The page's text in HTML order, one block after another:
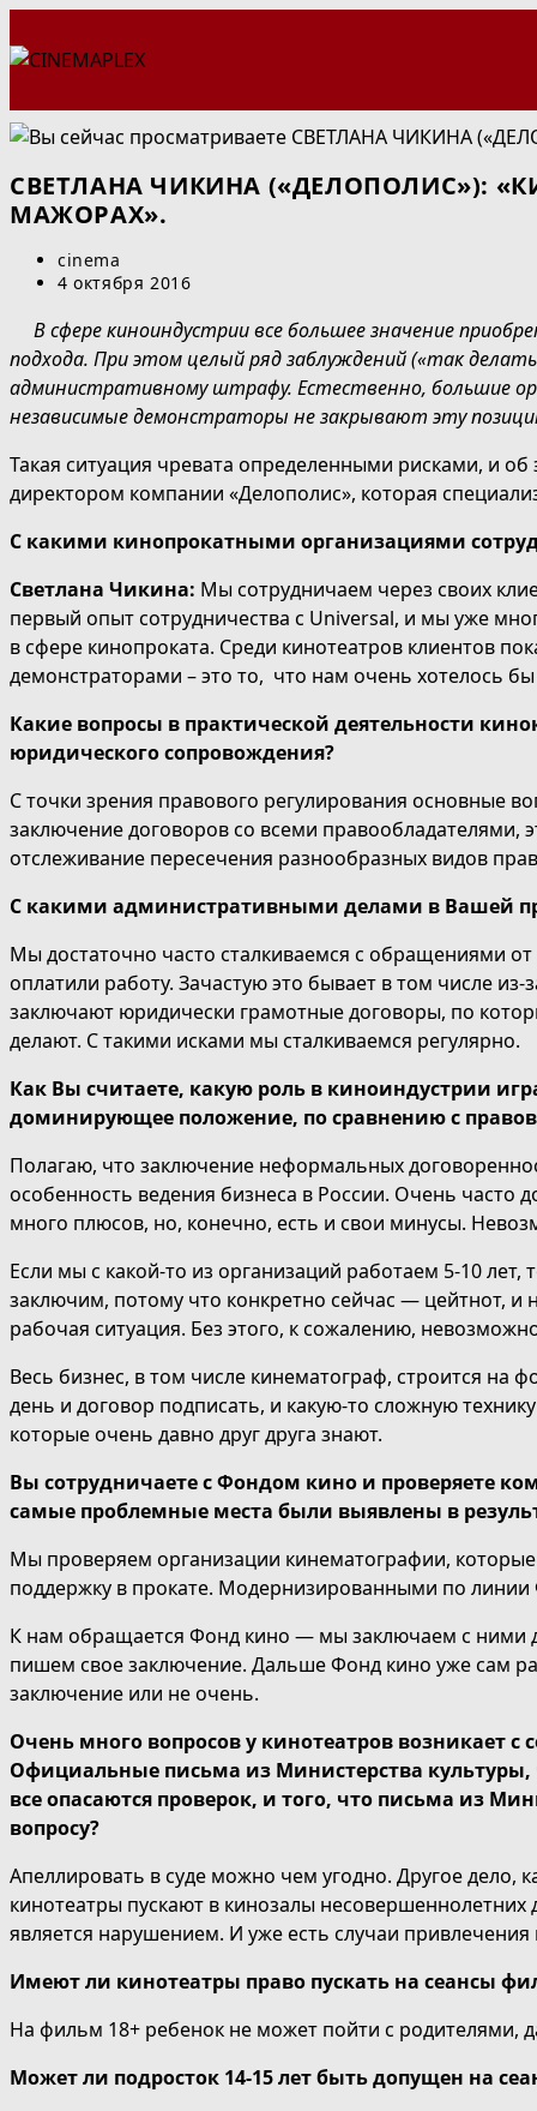
к
СВЕТЛАНА ЧИКИНА («ДЕЛОПОЛИС»):
МАЖОРАХ».
Автор
записи:
cinema
Запись
4 октября 2016
В сфере киноиндустрии все большее значение
подхода. При этом целый ряд заблуждений («так
административному штрафу. Естественно, большие
независимые демонстраторы не закрывают эту
Такая ситуация чревата определенными рисками, и
директором компании «Делополис», которая
С какими кинопрокатными организациями
Светлана Чикина: Мы сотрудничаем через своих
первый опыт сотрудничества с Universal, и мы уже
в сфере кинопроката. Среди кинотеатров клиентов
демонстраторами – это то, что нам очень хотелось
Какие вопросы в практической деятельности
юридического сопровождения?
С точки зрения правового регулирования основные
заключение договоров со всеми
отслеживание пересечения разнообразных видов
С какими административными делами в Вашей
Мы достаточно часто сталкиваемся с обращениями
оплатили работу. Зачастую это бывает в том числе
заключают юридически грамотные договоры, по
делают. С такими исками мы сталкиваемся регулярно.
Как Вы считаете, какую роль в киноиндустрии
доминирующее положение, по сравнению с
Полагаю, что заключение неформальных
особенность ведения бизнеса в России. Очень часто
много плюсов, но, конечно, есть и свои минусы.
Если мы с какой-то из организаций работаем 5-10
заключим, потому что конкретно сейчас — цейтнот,
рабочая ситуация. Без этого, к сожалению,
Весь бизнес, в том числе кинематограф, строится на
день и договор подписать, и какую-то сложную
которые очень давно друг друга знают.
Вы сотрудничаете с Фондом кино и проверяете
самые проблемные места были выявлены в
Мы проверяем организации кинематографии,
поддержку в прокате. Модернизированными по
К нам обращается Фонд кино — мы заключаем с ними
пишем свое заключение. Дальше Фонд кино уже сам
заключение или не очень.
Очень много вопросов у кинотеатров возникает
Официальные письма из Министерства культуры,
все опасаются проверок, и того, что письма из
вопросу?
Апеллировать в суде можно чем угодно. Другое дело,
кинотеатры пускают в кинозалы
является нарушением. И уже есть случаи
Имеют ли кинотеатры право пускать на сеансы
На фильм 18+ ребенок не может пойти с родителями,
Может ли подросток 14-15 лет быть допущен на